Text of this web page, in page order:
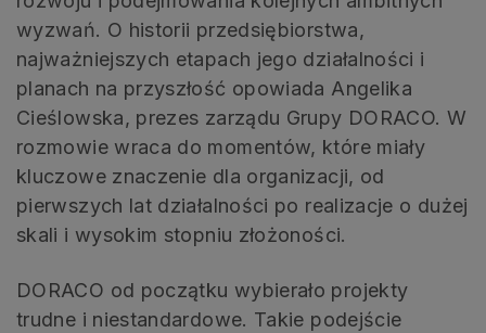
wyzwań. O historii przedsiębiorstwa,
najważniejszych etapach jego działalności i
planach na przyszłość opowiada Angelika
Cieślowska, prezes zarządu Grupy DORACO. W
rozmowie wraca do momentów, które miały
kluczowe znaczenie dla organizacji, od
pierwszych lat działalności po realizacje o dużej
skali i wysokim stopniu złożoności.
DORACO od początku wybierało projekty
trudne i niestandardowe. Takie podejście